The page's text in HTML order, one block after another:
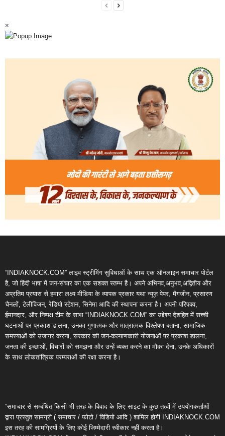
×
“INDIAKNOCK.COM” लाइव स्ट्रीमिंग सुविधाओं के साथ एक ऑनलाइन समाचार पोर्टल
है, जो हिंदी भाषा में जन-संचार का एक सशक्त स्तम्भ है। अपने अभिनव,अनुभव,अद्वितीय और
अप्रतिम प्रयास से हमारा लक्ष्य मीडिया के व्यापक प्रकार यथा न्यूज़ पेपर, मैगजीन, प्रसारण
चैनलों, टेलीविजन, रेडियो स्टेशन, सिनेमा आदि की स्थापना करना है। अपनी परिपक्व,
ईमानदार, और निष्पक्ष टीम के साथ “INDIAKNOCK.COM” का उद्देश्य देशहित में सच्ची
घटनाओं पर प्रकाश डालना, उनका गुणात्मक और मात्रात्मक विश्लेषण बताना, सामाजिक
समस्याओं को उजागर करना, सरकार की जन-कल्याणकारी योजनाओं पर प्रकाश डालना,
जनता की इच्छाओं, विचारों को समझना और उन्हें व्यक्त करने का मौका देना, उनके अधिकारों
के साथ लोकतांत्रिक परम्पराओं की रक्षा करना है।
“समाचार से सम्बंधित किसी भी तरह के विवाद के लिए साइट के कुछ तत्वों में उपयोगकर्ताओं
द्वारा प्रस्तुत सामग्री ( समाचार / फोटो / विडियो आदि ) शामिल होगी INDIAKNOCK.COM
इस तरह की सामग्रियों के लिए कोई जिम्मेदारी स्वीकार नहीं करता है।